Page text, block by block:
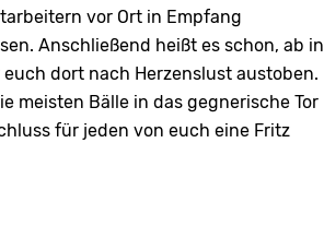
vor Ort in Empfang
Anschließend heißt es schon, ab in
dort nach Herzenslust austoben.
meisten Bälle in das gegnerische Tor
für jeden von euch eine Fritz